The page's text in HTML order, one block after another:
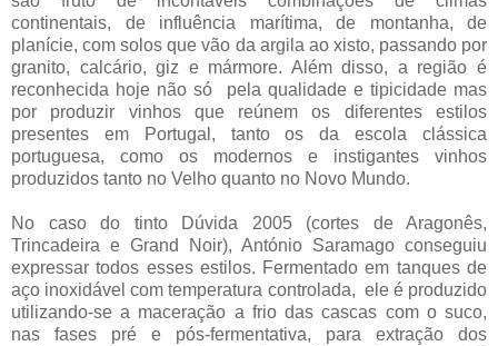
continentais, de influência marítima, de montanha, de
planície, com solos que vão da argila ao xisto, passando por
granito, calcário, giz e mármore. Além disso, a região é
reconhecida hoje não só pela qualidade e tipicidade mas
por produzir vinhos que reúnem os diferentes estilos
presentes em Portugal, tanto os da escola clássica
portuguesa, como os modernos e instigantes vinhos
produzidos tanto no Velho quanto no Novo Mundo.
No caso do tinto Dúvida 2005 (cortes de Aragonês,
Trincadeira e Grand Noir), António Saramago conseguiu
expressar todos esses estilos. Fermentado em tanques de
aço inoxidável com temperatura controlada, ele é produzido
utilizando-se a maceração a frio das cascas com o suco,
nas fases pré e pós-fermentativa, para extração dos